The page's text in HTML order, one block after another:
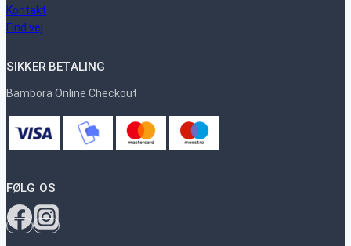
Kontakt
Find vej
SIKKER BETALING
Bambora Online Checkout
FØLG OS